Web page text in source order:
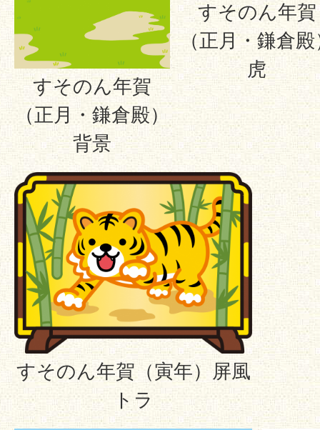
すそのん年賀
（正月・鎌倉殿）
背景
すそのん年賀
（正月・鎌倉
虎
すそのん年賀（寅年）屏風
トラ